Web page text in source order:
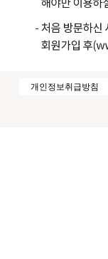
개인정보취급방침